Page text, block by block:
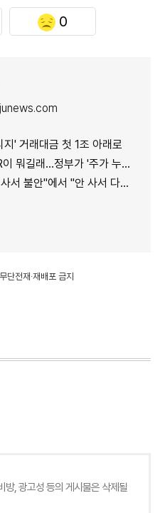
0
' 거래대금 첫 1조 아래로
정부가 '주가 누르기'에 칼 빼든 이유
"안 사서 다행"으로…증시 덮친 '조모'
전재·재배포 금지